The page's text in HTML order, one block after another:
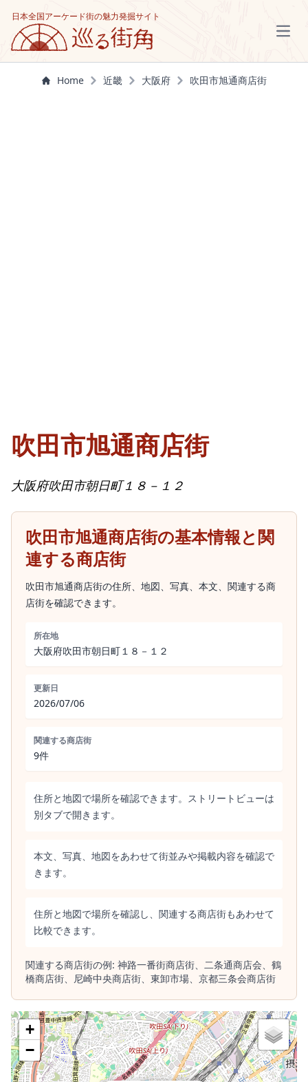
日本全国アーケード街の魅力発掘サイト
Home 近畿 大阪府 吹田市旭通商店街
吹田市旭通商店街
大阪府吹田市朝日町１８－１２
吹田市旭通商店街の基本情報と関
連する商店街
吹田市旭通商店街の住所、地図、写真、本文、関連する商
店街を確認できます。
所在地
大阪府吹田市朝日町１８－１２
更新日
2026/07/06
関連する商店街
9件
住所と地図で場所を確認できます。ストリートビューは
別タブで開きます。
本文、写真、地図をあわせて街並みや掲載内容を確認で
きます。
住所と地図で場所を確認し、関連する商店街もあわせて
比較できます。
関連する商店街の例: 神路一番街商店街、 二条通商店会、 鶴
橋商店街、 尼崎中央商店街、 東卸市場、 京都三条会商店街
+
−